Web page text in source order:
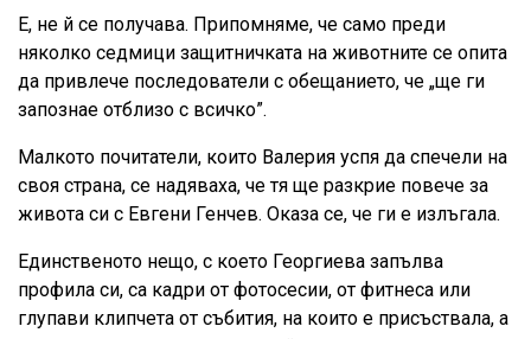
Е, не й се получава. Припомняме, че само преди
няколко седмици защитничката на животните се опита
да привлече последователи с обещанието, че „ще ги
запознае отблизо с всичко”.
Малкото почитатели, които Валерия успя да спечели на
своя страна, се надяваха, че тя ще разкрие повече за
живота си с Евгени Генчев. Оказа се, че ги е излъгала.
Единственото нещо, с което Георгиева запълва
профила си, са кадри от фотосесии, от фитнеса или
глупави клипчета от събития, на които е присъствала, а